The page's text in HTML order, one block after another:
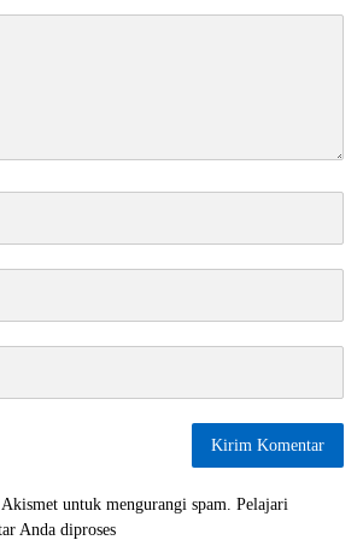
untuk mengurangi spam. Pelajari
Anda diproses